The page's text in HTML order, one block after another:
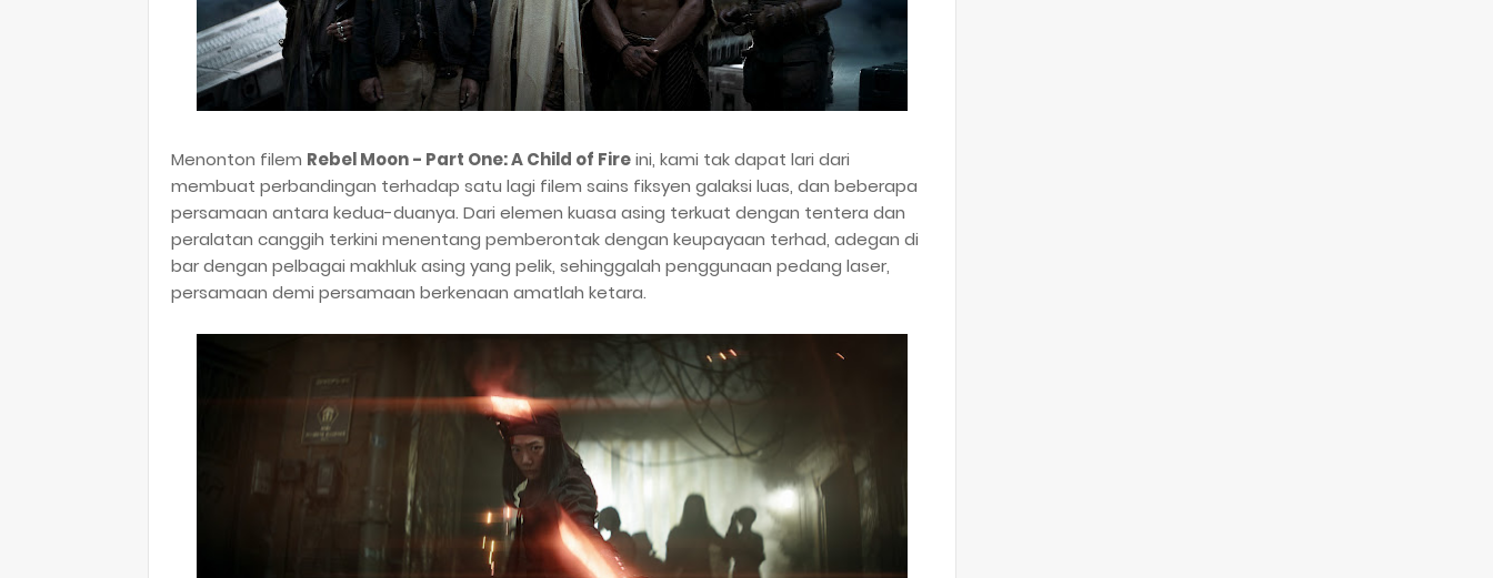
Menonton filem Rebel Moon - Part One: A Child of Fireini, kami tak dapat lari dari
membuat perbandingan terhadap satu lagi filem sains fiksyen galaksi luas, dan beberapa
persamaan antara kedua-duanya. Dari elemen kuasa asing terkuat dengan tentera dan
peralatan canggih terkini menentang pemberontak dengan keupayaan terhad, adegan di
bar dengan pelbagai makhluk asing yang pelik, sehinggalah penggunaan pedang laser,
persamaan demi persamaan berkenaan amatlah ketara.